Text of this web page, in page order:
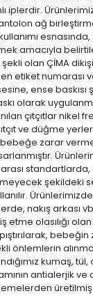
iplerdir.
ağ
amacıyla
olan ÇİMA
etiket numarası
ense
olarak
çıtçıtlar nikel
ve düğme
zarar
şekildeki
nakış arkası
etme olasılığı
önlemlerin
kumaş, tül,
antialerjik ve
üretilmiş